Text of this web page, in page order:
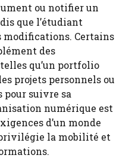
ou notifier un
que l’étudiant
modifications. Certains
des
qu’un portfolio
projets personnels ou
suivre sa
numérique est
d’un monde
la mobilité et